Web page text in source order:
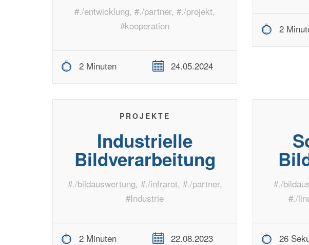
#./entwicklung, #./partner, #./projekt,
#kooperation
2 Minuten 24.05.2024
2
PROJEKTE
Industrielle
Bildverarbeitung
#./bildauswertung, #./infrarot, #./partner,
#Industrie
2 Minuten 22.08.2023
#./
#./
26